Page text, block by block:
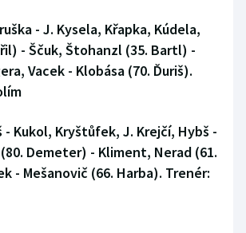
- J. Kysela, Křapka, Kúdela,
- Ščuk, Štohanzl (35. Bartl) -
Vacek - Klobása (70. Ďuriš).
- Kukol, Kryštůfek, J. Krejčí, Hybš -
Demeter) - Kliment, Nerad (61.
- Mešanovič (66. Harba). Trenér: